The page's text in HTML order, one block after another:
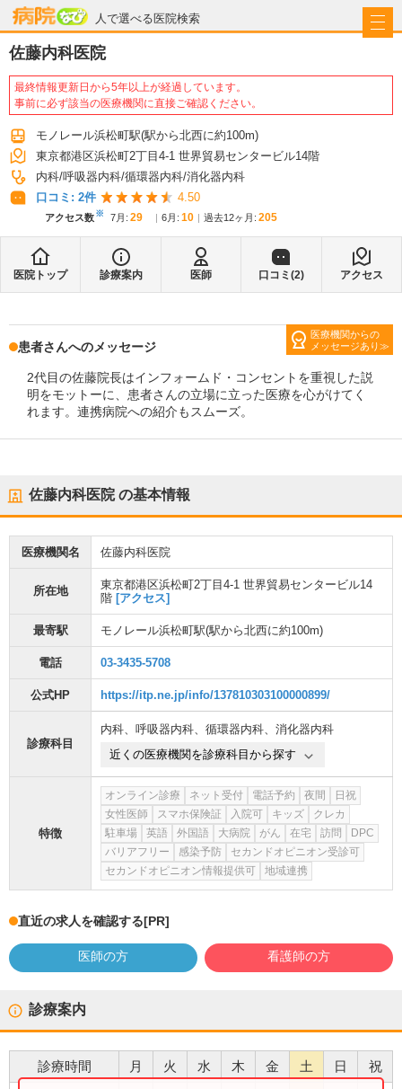
人で選べる医院検索
病院なび
佐藤内科医院
最終情報更新日から5年以上が経過しています。
事前に必ず該当の医療機関に直接ご確認ください。
モノレール浜松町駅(駅から北西に約100m)
東京都港区浜松町2丁目4-1 世界貿易センタービル14階
内科 呼吸器内科 循環器内科 消化器内科
口コミ: 2件 4.50
アクセス数※ 7月 : 29 6月 : 10 過去12ヶ月: 205
医院トップ 診療案内 医師 口コミ(2) アクセス
医療機関からの
メッセージあり
患者さんへのメッセージ
2代目の佐藤院長はインフォームド・コンセントを重視した説
明をモットーに、患者さんの立場に立った医療を心がけてく
れます。連携病院への紹介もスムーズ。
佐藤内科医院の基本情報
医療機関名 佐藤内科医院
所在地
東京都港区浜松町2丁目4-1 世界貿易センタービル14
階 [アクセス]
最寄駅 モノレール浜松町駅(駅から北西に約100m)
電話 03-3435-5708
公式HP https://itp.ne.jp/info/137810303100000899/
診療科目
内科、 呼吸器内科、 循環器内科、 消化器内科
近くの医療機関を診療科目から探す
特徴
オンライン診療 ネット受付 電話予約 夜間
日祝
女性医師
スマホ保険証 入院可 キッズ
クレカ
駐車場
英語 外国語 大病院 がん 在宅 訪問
DPC
バリアフリー
感染予防
セカンドオピニオン受診可
セカンドオピニオン情報提供可
地域連携
直近の求人を確認する[PR]
医師の方 看護師の方
診療案内
診療時間 月 火 水 木 金 土 日 祝